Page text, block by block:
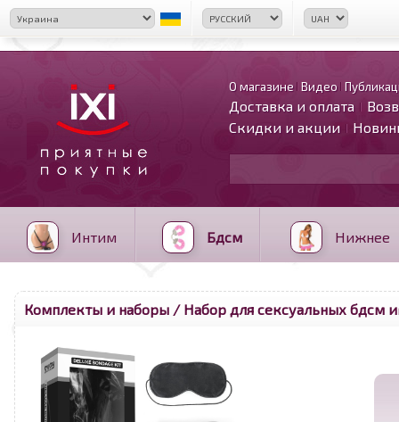
О магазине Видео
Доставка и оплата
Скидки и акции
Интим Бдсм Нижнее
Комплекты и наборы / Набор для сексуальных бдсм